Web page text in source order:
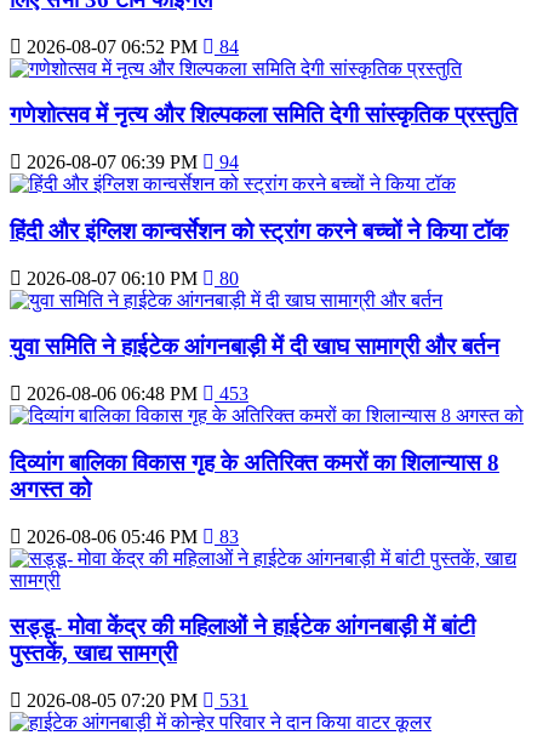
2026-08-07 06:52 PM 84
गणेशोत्सव में नृत्य और शिल्पकला समिति देगी सांस्कृतिक प्रस्तुति
2026-08-07 06:39 PM 94
हिंदी और इंग्लिश कान्वर्सेशन को स्ट्रांग करने बच्चों ने किया टॉक
2026-08-07 06:10 PM 80
युवा समिति ने हाईटेक आंगनबाड़ी में दी खाघ सामाग्री और बर्तन
2026-08-06 06:48 PM 453
दिव्‍यांग बालिका विकास गृह के अतिरिक्‍त कमरों का शिलान्‍यास 8
अगस्त को
2026-08-06 05:46 PM 83
सड्डू- मोवा केंद्र की महिलाओं ने हाईटेक आंगनबाड़ी में बांटी
पुस्‍तकें, खाद्य सामग्री
2026-08-05 07:20 PM 531